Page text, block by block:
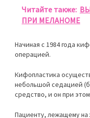
Читайте также:
ПРИ МЕЛАНОМЕ
Начиная с 1984 года
операцией.
Кифопластика
небольшой седацией
средство, и он при
Пациенту, лежащему